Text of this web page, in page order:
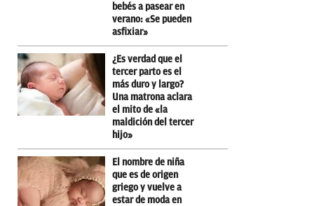
bebés a pasear en
verano: «Se pueden
asfixiar»
¿Es verdad que el
tercer parto es el
más duro y largo?
Una matrona aclara
el mito de «la
maldición del tercer
hijo»
El nombre de niña
que es de origen
griego y vuelve a
estar de moda en